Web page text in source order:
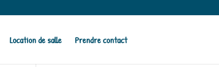
Location de salle Prendre contact